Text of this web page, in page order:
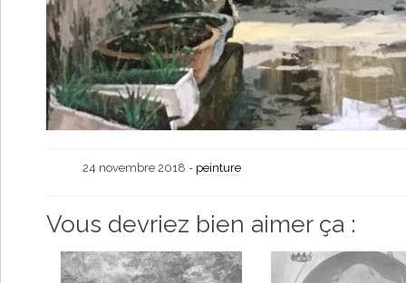
24 novembre 2018 - peinture
Vous devriez bien aimer ça :